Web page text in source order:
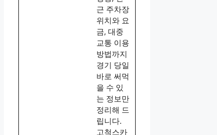
근 주차장
위치와 요
금, 대중
교통 이용
방법까지
경기 당일
바로 써먹
을 수 있
는 정보만
정리해 드
립니다.
고척스카